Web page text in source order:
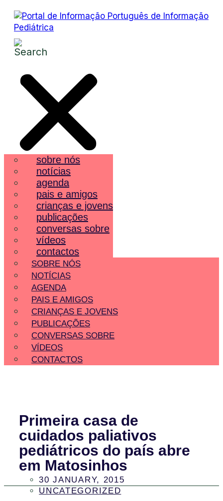
sobre nós
notícias
agenda
pais e amigos
crianças e jovens
publicações
conversas sobre
vídeos
contactos
SOBRE NÓS
NOTÍCIAS
AGENDA
PAIS E AMIGOS
CRIANÇAS E JOVENS
PUBLICAÇÕES
CONVERSAS SOBRE
VÍDEOS
CONTACTOS
Primeira casa de
cuidados paliativos
pediátricos do país abre
em Matosinhos
30 JANUARY, 2015
UNCATEGORIZED